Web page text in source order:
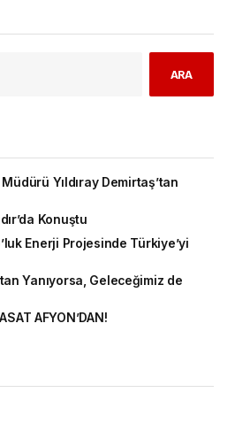
ARA
Yıldıray Demirtaş’tan
Konuştu
Enerji Projesinde Türkiye’yi
Yanıyorsa, Geleceğimiz de
AFYON’DAN!